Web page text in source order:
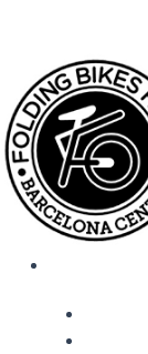
contingut